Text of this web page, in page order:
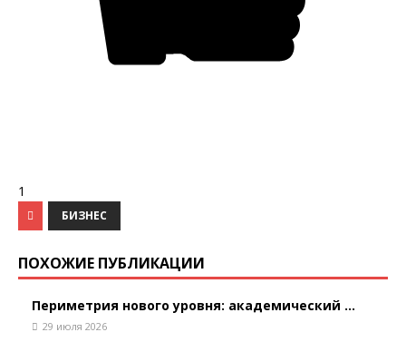
1
БИЗНЕС
ПОХОЖИЕ ПУБЛИКАЦИИ
Периметрия нового уровня: академический ...
29 июля 2026